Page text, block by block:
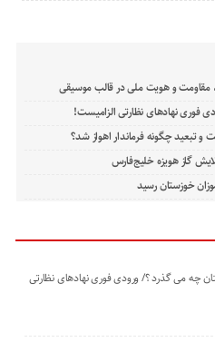
مقاومت و هویت ملی در قالب موسیقی
فوری نهادهای نظارتی الزامیست!
تبعید چگونه فرماندار اهواز شد؟
گاز هویزه خلیج‌فارس
چه می گذرد ؟/ ورودی فوری نهادهای نظارتی